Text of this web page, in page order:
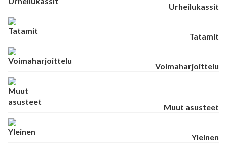
Urheilukassit
Tatamit
Voimaharjoittelu
Muut asusteet
Yleinen